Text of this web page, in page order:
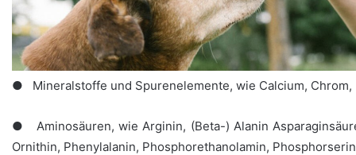
● Mineralstoffe und Spurenelemente, wie Calcium, Chrom,
● Aminosäuren, wie Arginin, (Beta-) Alanin
Ornithin, Phenylalanin, Phosphorethanolamin,